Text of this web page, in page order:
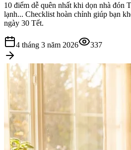
10 điểm dễ quên nhất khi dọn nhà đón
lạnh... Checklist hoàn chỉnh giúp bạn
ngày 30 Tết.
4 tháng 3 năm 2026 337